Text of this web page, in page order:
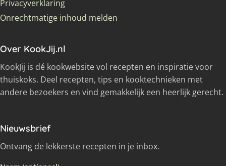
Privacyverklaring
Onrechtmatige inhoud melden
Over KookJij.nl
KookJij is dé kookwebsite vol recepten en inspiratie voor
thuiskoks. Deel recepten, tips en kooktechnieken met
andere bezoekers en vind gemakkelijk een heerlijk gerecht.
Nieuwsbrief
Ontvang de lekkerste recepten in je inbox.